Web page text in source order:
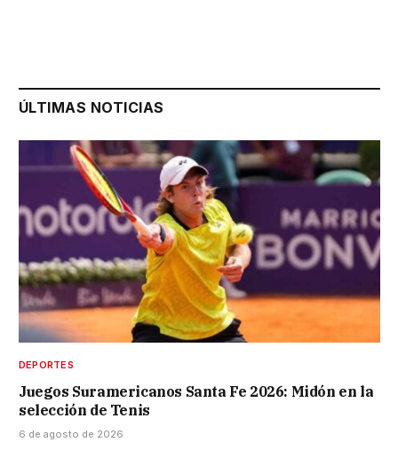
ÚLTIMAS NOTICIAS
DEPORTES
Juegos Suramericanos Santa Fe 2026: Midón en la
selección de Tenis
6 de agosto de 2026